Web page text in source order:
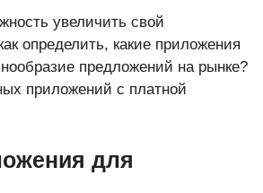
увеличить свой
определить, какие приложения
предложений на рынке?
приложений с платной
для